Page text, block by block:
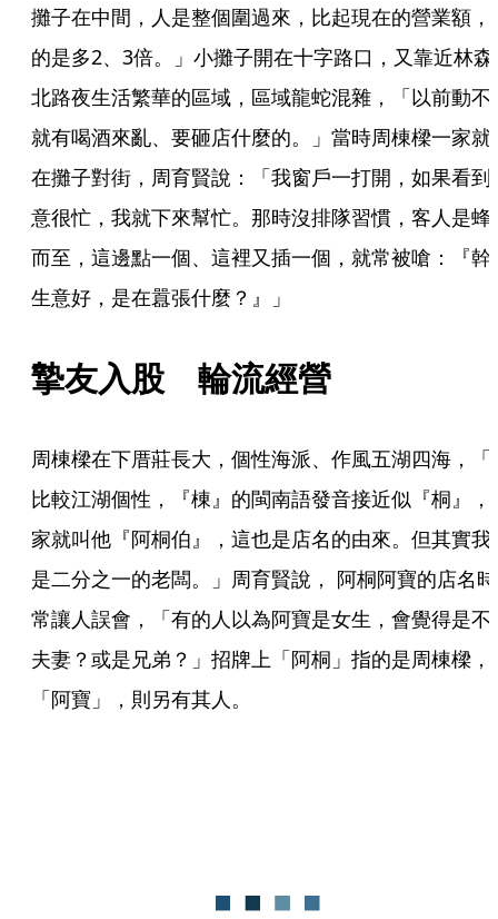
攤子在中間，人是整個圍過來，比起現在的營業額，
的是多2、3倍。」小攤子開在十字路口，又靠近林森
北路夜生活繁華的區域，區域龍蛇混雜，「以前動不
就有喝酒來亂、要砸店什麼的。」當時周棟樑一家就
在攤子對街，周育賢說：「我窗戶一打開，如果看到
意很忙，我就下來幫忙。那時沒排隊習慣，客人是蜂
而至，這邊點一個、這裡又插一個，就常被嗆：『幹
生意好，是在囂張什麼？』」
摯友入股　輪流經營
周棟樑在下厝莊長大，個性海派、作風五湖四海，「
比較江湖個性，『棟』的閩南語發音接近似『桐』，
家就叫他『阿桐伯』，這也是店名的由來。但其實我
是二分之一的老闆。」周育賢說， 阿桐阿寶的店名時
常讓人誤會，「有的人以為阿寶是女生，會覺得是不
夫妻？或是兄弟？」招牌上「阿桐」指的是周棟樑，
「阿寶」，則另有其人。